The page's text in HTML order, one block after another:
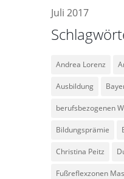
Juli 2017
Andrea Lorenz
Ausbildung
berufsbezogenen
Bildungsprämie
Christina Peitz
Fußreflexzonen